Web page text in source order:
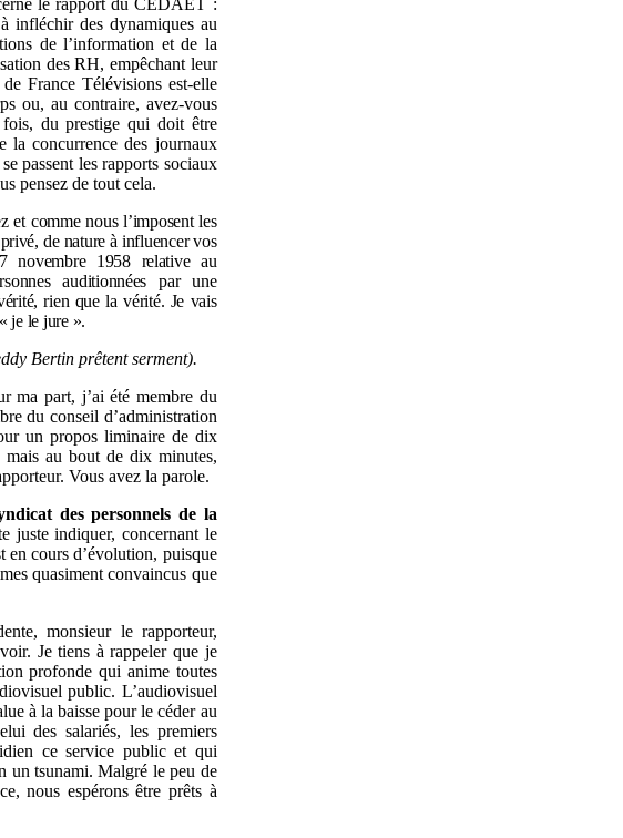
le rapport du CEDAET :
infléchir des dynamiques au
de l’information et de la
des RH, empêchant leur
France Télévisions est-elle
ou, au contraire, avez-vous
du prestige qui doit être
la concurrence des journaux
passent les rapports sociaux
pensez de tout cela.
et comme nous l’imposent les
de nature à influencer vos
novembre 1958 relative au
auditionnées par une
rien que la vérité. Je vais
je le jure ».
Bertin prêtent serment).
ma part, j’ai été membre du
du conseil d’administration
un propos liminaire de dix
au bout de dix minutes,
Vous avez la parole.
des personnels de la
juste indiquer, concernant le
en cours d’évolution, puisque
quasiment convaincus que
monsieur le rapporteur,
Je tiens à rappeler que je
profonde qui anime toutes
public. L’audiovisuel
à la baisse pour le céder au
des salariés, les premiers
ce service public et qui
un tsunami. Malgré le peu de
nous espérons être prêts à